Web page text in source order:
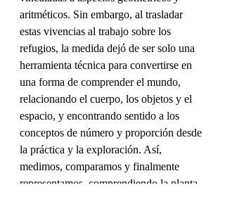
aritméticos. Sin embargo, al trasladar
estas vivencias al trabajo sobre los
refugios, la medida dejó de ser solo una
herramienta técnica para convertirse en
una forma de comprender el mundo,
relacionando el cuerpo, los objetos y el
espacio, y encontrando sentido a los
conceptos de número y proporción desde
la práctica y la exploración. Así,
medimos, comparamos y finalmente
representamos, comprendiendo la planta